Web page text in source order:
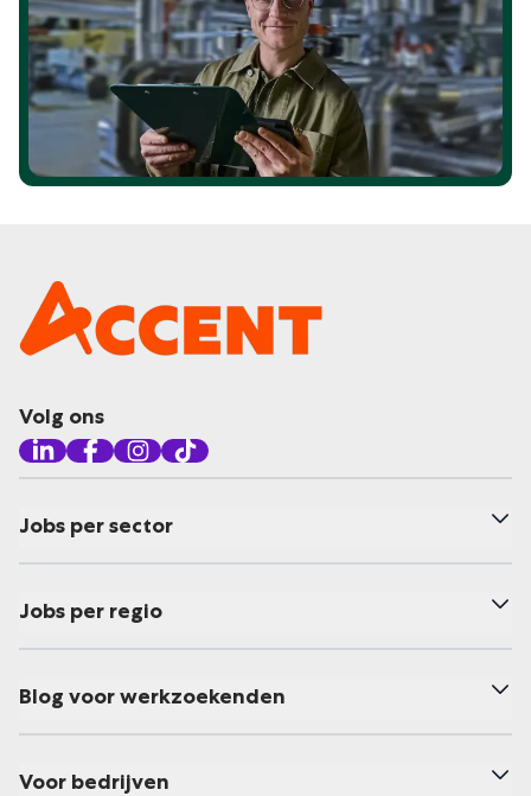
Volg ons
Jobs per sector
Jobs per regio
Blog voor werkzoekenden
Voor bedrijven